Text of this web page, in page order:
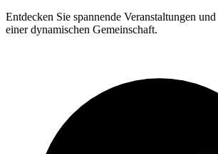
Entdecken Sie spannende Veranstaltungen
einer dynamischen Gemeinschaft.